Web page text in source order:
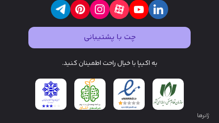
چت با پشتیبانی
به اکیپا با خیال راحت اطمینان کنید.
ژانرها